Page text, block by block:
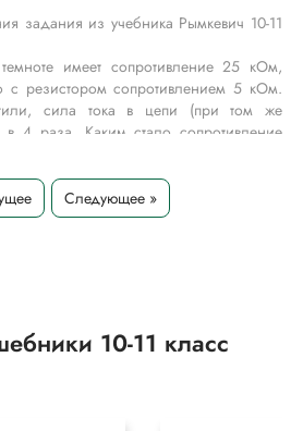
задания из учебника Рымкевич 10-11
имеет сопротивление 25 кОм,
с резистором сопротивлением 5 кОм.
сила тока в цепи (при том же
в 4 раза. Каким стало сопротивление
в образовательных целях
решения.Следующее »
10-11 класс